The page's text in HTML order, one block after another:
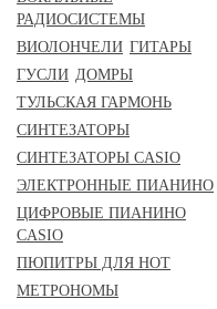
РАДИОСИСТЕМЫ
ВИОЛОНЧЕЛИ ГИТАРЫ
ГУСЛИ ДОМРЫ
ТУЛЬСКАЯ ГАРМОНЬ
СИНТЕЗАТОРЫ
СИНТЕЗАТОРЫ CASIO
ЭЛЕКТРОННЫЕ ПИАНИНО
ЦИФРОВЫЕ ПИАНИНО
CASIO
ПЮПИТРЫ ДЛЯ НОТ
МЕТРОНОМЫ